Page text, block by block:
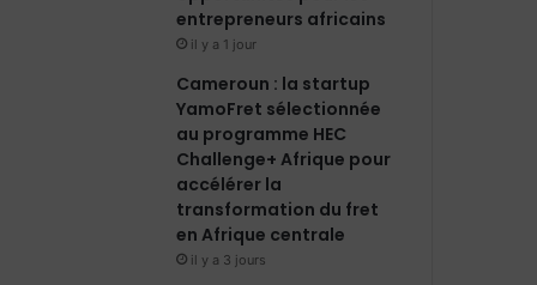
entrepreneurs africains
il y a 1 jour
Cameroun : la startup
YamoFret sélectionnée
au programme HEC
Challenge+ Afrique pour
accélérer la
transformation du fret
en Afrique centrale
il y a 3 jours